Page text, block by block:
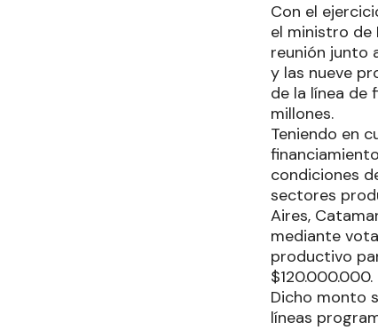
Con el
el ministro de
reunión junto
y las nueve
de la línea de
millones.
Teniendo en
condiciones
sectores
Aires,
mediante
productivo
$120.000.000.
Dicho monto
líneas